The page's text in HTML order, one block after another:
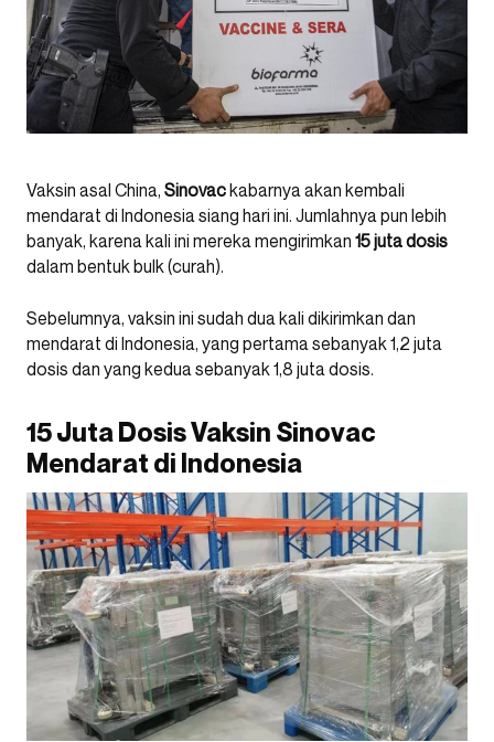
Vaksin asal China, Sinovackabarnya akan kembali
mendarat di Indonesia siang hari ini. Jumlahnya pun lebih
banyak, karena kali ini mereka mengirimkan 15 juta dosis
dalam bentuk bulk (curah).
Sebelumnya, vaksin ini sudah dua kali dikirimkan dan
mendarat di Indonesia, yang pertama sebanyak 1,2 juta
dosis dan yang kedua sebanyak 1,8 juta dosis.
15 Juta Dosis Vaksin Sinovac
Mendarat di Indonesia